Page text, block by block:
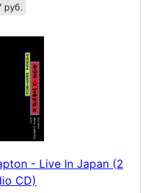
руб.
- Live In Japan (2
CD)